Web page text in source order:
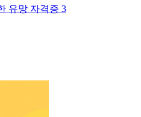
유망 자격증 3